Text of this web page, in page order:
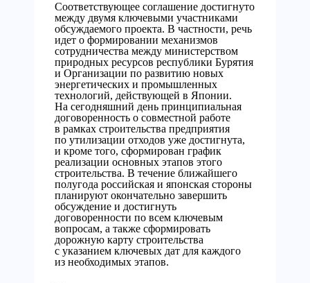
Соответствующее соглашение достигнуто
между двумя ключевыми участниками
обсуждаемого проекта. В частности, речь
идет о формировании механизмов
сотрудничества между министерством
природных ресурсов республики Бурятия
и Организации по развитию новых
энергетических и промышленных
технологий, действующей в Японии.
На сегодняшний день принципиальная
договоренность о совместной работе
в рамках строительства предприятия
по утилизации отходов уже достигнута,
и кроме того, сформирован график
реализации основных этапов этого
строительства. В течение ближайшего
полугода российская и японская стороны
планируют окончательно завершить
обсуждение и достигнуть
договоренности по всем ключевым
вопросам, а также сформировать
дорожную карту строительства
с указанием ключевых дат для каждого
из необходимых этапов.